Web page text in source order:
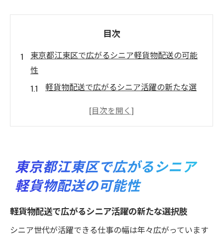
目次
東京都江東区で広がるシニア軽貨物配送の可能
性
軽貨物配送で広がるシニア活躍の新たな選
軽貨物配送が東京都江東区で注目される理
地域密着で実現する軽貨物配送とシニア活
躍
景
軽貨物配送がシニア世代に選ばれる理由とは
東京都江東区で広がるシニア
軽貨物配送の可能性
軽貨物配送で広がるシニア活躍の新たな選択肢
シニア世代が活躍できる仕事の幅は年々広がっています